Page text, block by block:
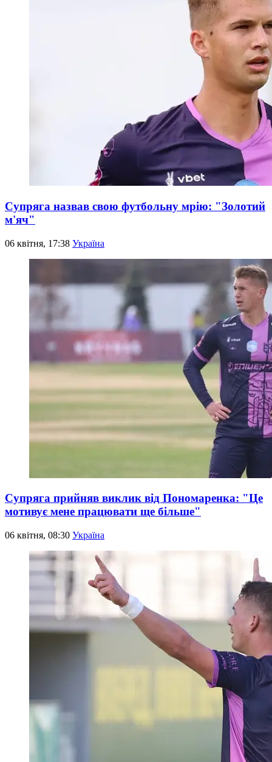
Супряга назвав свою футбольну мрію: "Золотий
м'яч"
06 квітня, 17:38 Україна
Супряга прийняв виклик від Пономаренка: "Це
мотивує мене працювати ще більше"
06 квітня, 08:30 Україна